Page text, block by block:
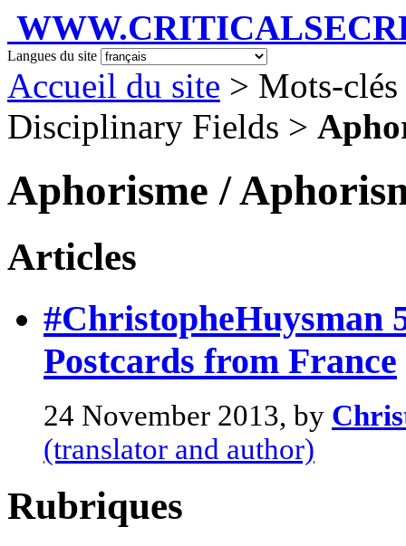
Langues du site
Accueil du site > Mots-
Disciplinary Fields >
Aphorisme /
Articles
#ChristopheHuysman
Postcards from France
24 November 2013, by
(translator and author)
Rubriques